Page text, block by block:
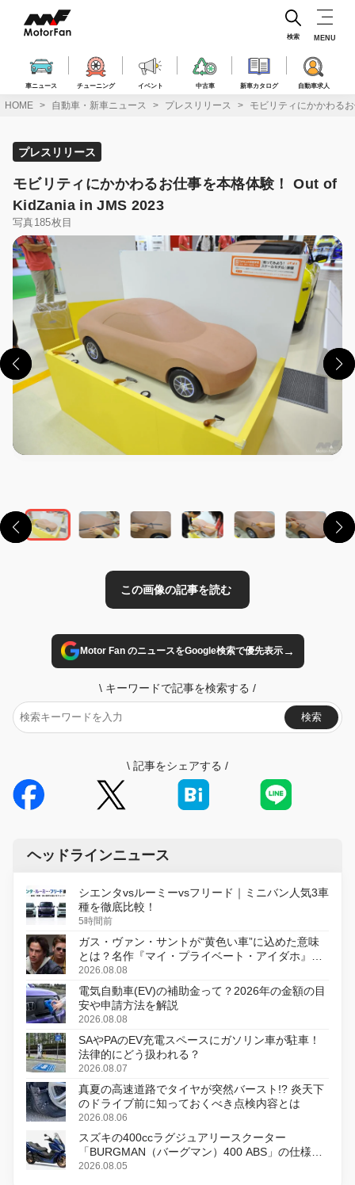
ス
車ニュース チューニング イベント 中古車 新車カタログ 自動車求人
検索 MENU
HOME 自動車・新車ニュース プレスリリース モビリティにかかわる
プレスリリース
モビリティにかかわるお仕事を本格体験！ Out of
KidZania in JMS 2023
写真185枚目
Motor Fan のニュースをGoogle検索で優先表示→
\ キーワードで記事を検索する /
検索
\ 記事をシェアする /
ヘッドラインニュース
シエンタvsルーミーvsフリード｜ミニバン人気3車
種を徹底比較！
5時間前
ガス・ヴァン・サントが“黄色い車”に込めた意味
とは？名作『マイ・プライベート・アイダホ』が
初のデジタルリマスター版で復活
2026.08.08
電気自動車(EV)の補助金って？2026年の金額の目
安や申請方法を解説
2026.08.08
SAやPAのEV充電スペースにガソリン車が駐車！
法律的にどう扱われる？
2026.08.07
真夏の高速道路でタイヤが突然バースト!? 炎天下
のドライブ前に知っておくべき点検内容とは
2026.08.06
スズキの400ccラグジュアリースクーター
「BURGMAN（バーグマン）400 ABS」の仕様を
変更し、8月18日に発売
2026.08.05